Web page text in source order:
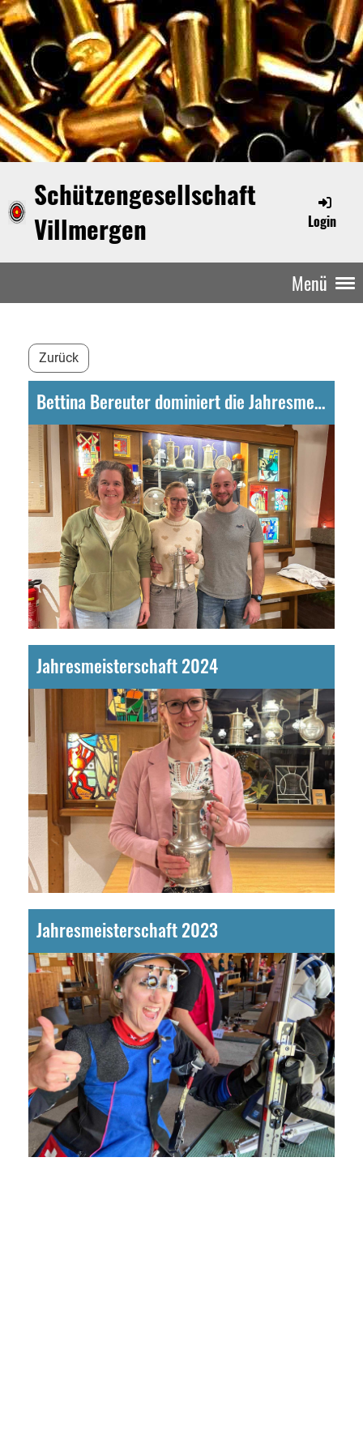
Schützengesellschaft
Villmergen
Login
Menü
Zurück
Bettina Bereuter dominiert die Jahresmeisterschaft
Jahresmeisterschaft 2024
Jahresmeisterschaft 2023